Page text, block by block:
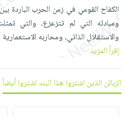
العناية
بالأسنان
الحمية
والتغذية
أدوات
المائدة
الأوعية
والتخزين
أدوات
المطبخ
الأكثر
مبيعاً
العودة
للمدارس
اكسسوارات
كتب
اكسسوارات
منزلية
شحن
مجاني
بنود
مختارة
كل
الاشتراكات
صندوق
بحث
متقدم
الكفاح القومي في زمن الحرب الباردة
ومبادئه التي لم تتزعزع، والتي
والاستقلال الذاتي، ومحاربه
إقرأ المزيد
الزبائن الذين اشتروا هذا البند اشتروا أيضاً